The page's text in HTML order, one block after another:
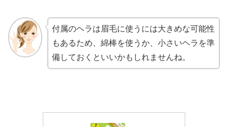
付属のヘラは眉毛に使うには大きめな可能性
もあるため、綿棒を使うか、小さいヘラを準
備しておくといいかもしれませんね。